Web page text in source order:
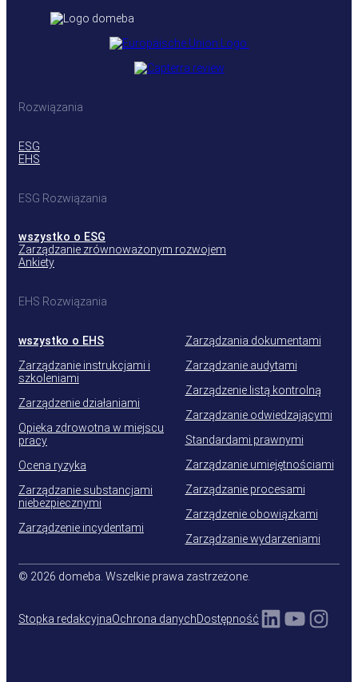
Rozwiązania
ESG
EHS
ESG Rozwiązania
wszystko o ESG
Zarządzanie zrównoważonym rozwojem
Ankiety
EHS Rozwiązania
wszystko o EHS
Zarządzanie instrukcjami i
szkoleniami
Zarządzenie działaniami
Opieka zdrowotna w miejscu
pracy
Ocena ryzyka
Zarządzanie substancjami
niebezpiecznymi
Zarządzenie incydentami
Zarządzania dokumentami
Zarządzanie audytami
Zarządzenie listą kontrolną
Zarządzanie odwiedzającymi
Standardami prawnymi
Zarządzanie umiejętnościami
Zarządzanie procesami
Zarządzenie obowiązkami
Zarządzanie wydarzeniami
© 2026 domeba. Wszelkie prawa zastrzeżone.
Stopka redakcyjnaOchrona danychDostępnośćLinkedIn